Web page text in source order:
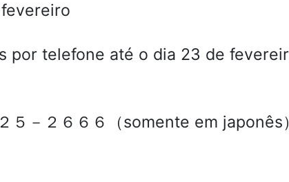
por telefone até o dia 23 de
５－２６６６（somente em japonês）